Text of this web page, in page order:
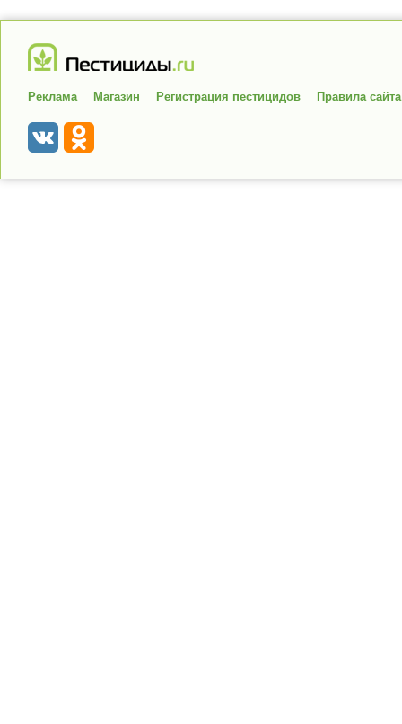
Реклама Магазин Регистрация пестицидов Правила сайта